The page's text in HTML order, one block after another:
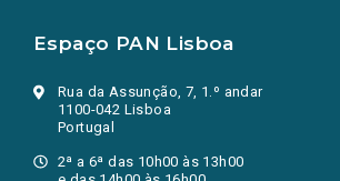
Espaço PAN Lisboa
Rua da Assunção, 7, 1.º andar
1100-042 Lisboa
Portugal
2ª a 6ª das 10h00 às 13h00